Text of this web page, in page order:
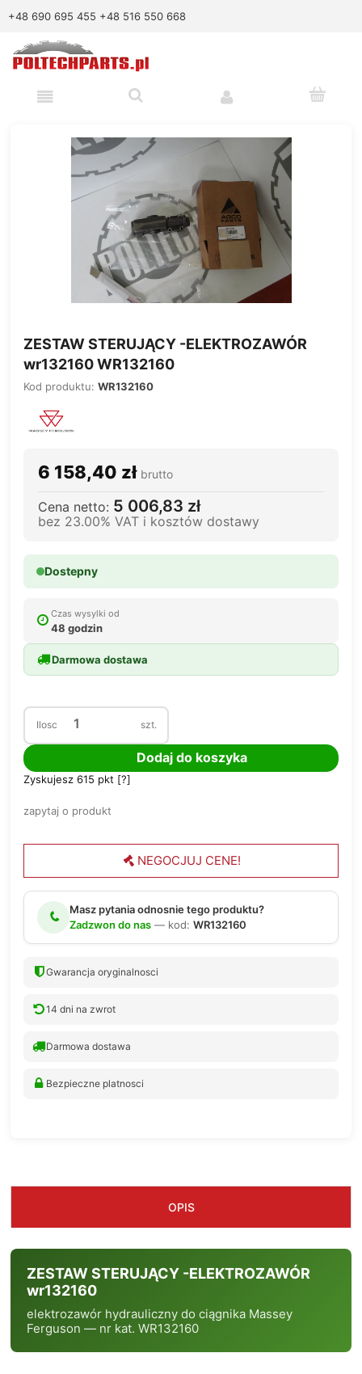
+48 690 695 455 +48 516 550 668
ZESTAW STERUJĄCY -ELEKTROZAWÓR
wr132160 WR132160
Kod produktu: WR132160
6 158,40 zł brutto
Cena netto: 5 006,83 zł
bez 23.00% VAT i kosztów dostawy
Dostepny
Czas wysylki od
48 godzin
Darmowa dostawa
Ilosc szt.
Dodaj do koszyka
Zyskujesz 615 pkt [?]
zapytaj o produkt
NEGOCJUJ CENE!
Masz pytania odnosnie tego produktu?
Zadzwon do nas — kod: WR132160
Gwarancja oryginalnosci
14 dni na zwrot
Darmowa dostawa
Bezpieczne platnosci
OPIS
ZESTAW STERUJĄCY -ELEKTROZAWÓR
wr132160
elektrozawór hydrauliczny do ciągnika Massey
Ferguson — nr kat. WR132160